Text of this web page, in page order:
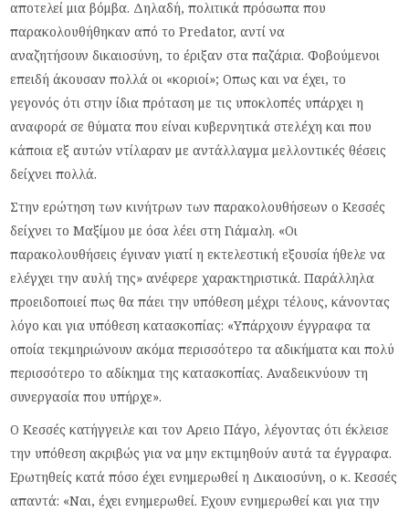
αποτελεί μια βόμβα. Δηλαδή, πολιτικά πρόσωπα που
παρακολουθήθηκαν από το Predator, αντί να
αναζητήσουν δικαιοσύνη, το έριξαν στα παζάρια. Φοβούμενοι
επειδή άκουσαν πολλά οι «κοριοί»; Οπως και να έχει, το
γεγονός ότι στην ίδια πρόταση με τις υποκλοπές υπάρχει η
αναφορά σε θύματα που είναι κυβερνητικά στελέχη και που
κάποια εξ αυτών ντίλαραν με αντάλλαγμα μελλοντικές θέσεις
δείχνει πολλά.
Στην ερώτηση των κινήτρων των παρακολουθήσεων ο Κεσσές
δείχνει το Μαξίμου με όσα λέει στη Γιάμαλη. «Οι
παρακολουθήσεις έγιναν γιατί η εκτελεστική εξουσία ήθελε να
ελέγχει την αυλή της» ανέφερε χαρακτηριστικά. Παράλληλα
προειδοποιεί πως θα πάει την υπόθεση μέχρι τέλους, κάνοντας
λόγο και για υπόθεση κατασκοπίας: «Υπάρχουν έγγραφα τα
οποία τεκμηριώνουν ακόμα περισσότερο τα αδικήματα και πολύ
περισσότερο το αδίκημα της κατασκοπίας. Αναδεικνύουν τη
συνεργασία που υπήρχε».
Ο Κεσσές κατήγγειλε και τον Αρειο Πάγο, λέγοντας ότι έκλεισε
την υπόθεση ακριβώς για να μην εκτιμηθούν αυτά τα έγγραφα.
Ερωτηθείς κατά πόσο έχει ενημερωθεί η Δικαιοσύνη, ο κ. Κεσσές
απαντά: «Ναι, έχει ενημερωθεί. Εχουν ενημερωθεί και για την